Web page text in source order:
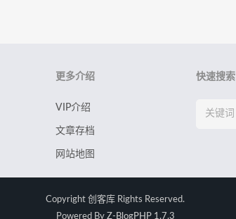
更多介绍
VIP介绍
文章存档
网站地图
快速搜索
Copyright 创客库 Rights Reserved.
Powered By Z-BlogPHP 1.7.3